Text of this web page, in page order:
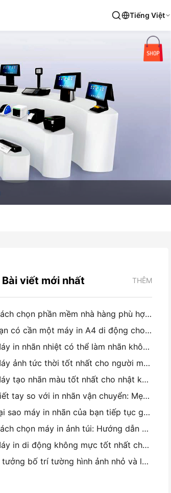
Tiếng Việt
Bài viết mới nhất THÊM
Cách chọn phần mềm nhà hàng phù hợp cho nhà hàng nhỏ hoặc trung bình của bạn
Bạn có cần một máy in A4 di động cho hóa đơn kho không? Điều gì thực sự hoạt động
Máy in nhãn nhiệt có thể làm nhãn không thấm nước cho các sản phẩm doanh nghiệp nhỏ không?
Máy ảnh tức thời tốt nhất cho người mới bắt đầu không muốn lãng phí giấy
Máy tạo nhãn màu tốt nhất cho nhật ký và Scrapbooking: Thêm nhiều màu sắc vào mỗi trang
Viết tay so với in nhãn vận chuyển: Mẹo cho các doanh nghiệp nhỏ vào năm 2026
Tại sao máy in nhãn của bạn tiếp tục gây nhiễu?
Cách chọn máy in ảnh túi: Hướng dẫn hoàn chỉnh cho người dùng nhật ký, du lịch và iPhone
Máy in di động không mực tốt nhất cho du lịch, trường học và công việc di động: Hanin MT620 Pro Review
Ý tưởng bố trí tường hình ảnh nhỏ và lời khuyên cho trang trí phòng ngủ và ký túc xá